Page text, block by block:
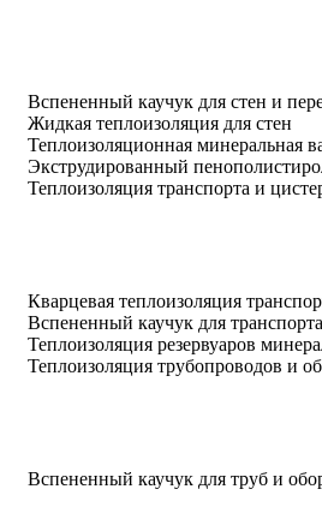
Вспененный каучук для стен и
Жидкая теплоизоляция для стен
Теплоизоляционная минеральная
Экструдированный
Теплоизоляция транспорта и
Кварцевая теплоизоляция
Вспененный каучук для
Теплоизоляция резервуаров
Теплоизоляция трубопроводов и
Вспененный каучук для труб и